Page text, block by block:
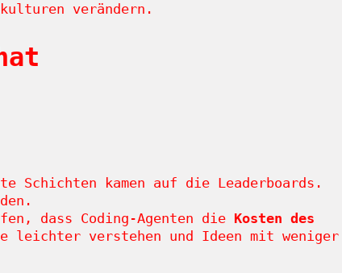
verändern.
Schichten kamen auf die Leaderboards.
dass Coding-Agenten die Kosten des
leichter verstehen und Ideen mit weniger